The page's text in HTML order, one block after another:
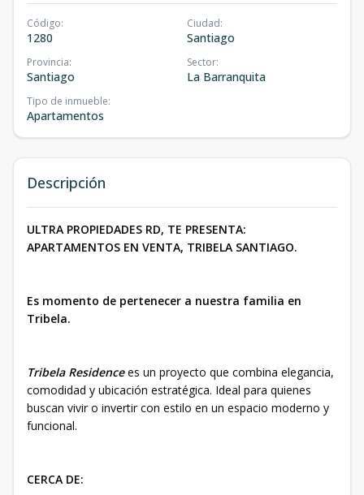
Código:
1280
Ciudad:
Santiago
Provincia:
Santiago
Sector:
La Barranquita
Tipo de inmueble:
Apartamentos
Descripción
ULTRA PROPIEDADES RD, TE PRESENTA:
APARTAMENTOS EN VENTA, TRIBELA SANTIAGO.
Es momento de pertenecer a nuestra familia en
Tribela.
Tribela Residencees un proyecto que combina elegancia,
comodidad y ubicación estratégica. Ideal para quienes
buscan vivir o invertir con estilo en un espacio moderno y
funcional.
CERCA DE: